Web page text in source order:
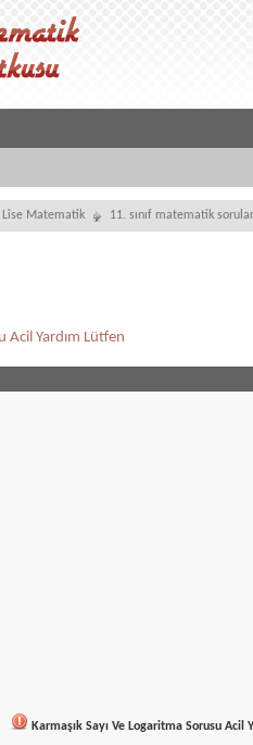
Lise Matematik 11. sınıf matematik
Acil Yardım Lütfen
Karmaşık Sayı Ve Logaritma Sorusu Acil